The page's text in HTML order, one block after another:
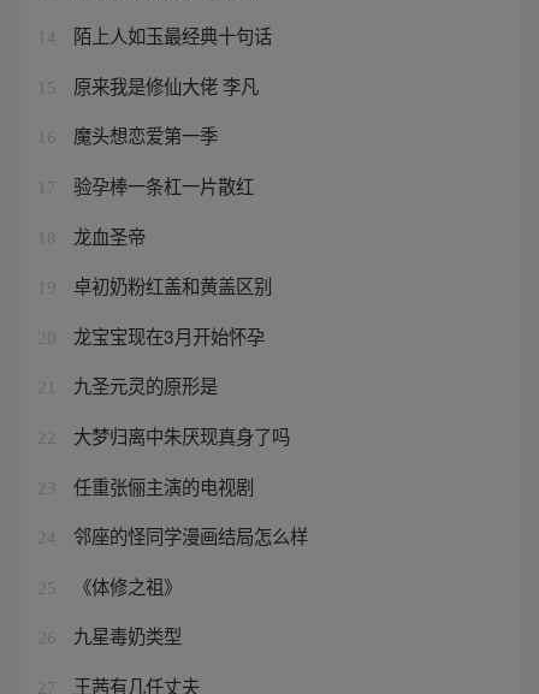
14 陌上人如玉最经典十句话
15 原来我是修仙大佬 李凡
16 魔头想恋爱第一季
17 验孕棒一条杠一片散红
18 龙血圣帝
19 卓初奶粉红盖和黄盖区别
20 龙宝宝现在3月开始怀孕
21 九圣元灵的原形是
22 大梦归离中朱厌现真身了吗
23 任重张俪主演的电视剧
24 邻座的怪同学漫画结局怎么样
25 《体修之祖》
26 九星毒奶类型
27 王茜有几任丈夫